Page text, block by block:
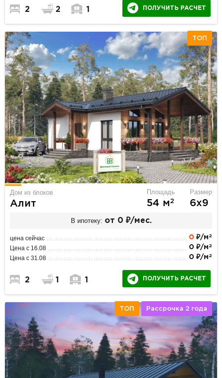
2 2 1 ПОЛУЧИТЬ РАСЧЕТ
ТОП
Дом из блоков
Алит
Площадь
54 м2
Размер
6х9
В ипотеку: от 0 ₽/мес.
цена сейчас 0 ₽/м 2
Цена с 16.08 0 ₽/м 2
Цена с 31.08 0 ₽/м 2
2 1 1 ПОЛУЧИТЬ РАСЧЕТ
ТОП Рассрочка 2 года